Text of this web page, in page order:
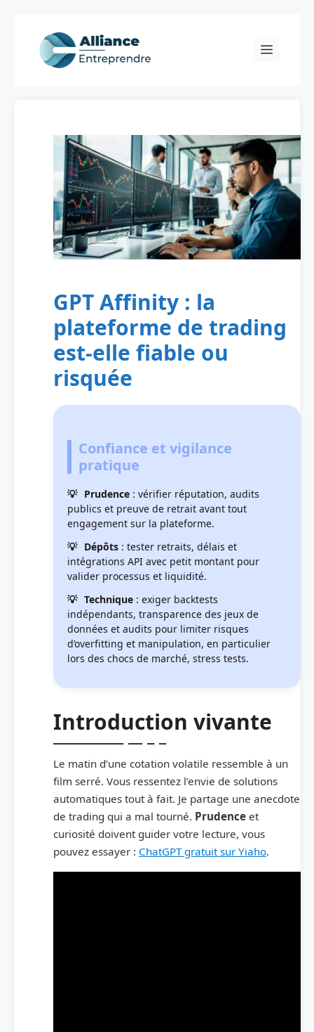
content
Menu
GPT Affinity : la
plateforme de trading
est-elle fiable ou
risquée
Confiance et vigilance
pratique
Prudence : vérifier réputation, audits
publics et preuve de retrait avant tout
engagement sur la plateforme.
Dépôts : tester retraits, délais et
intégrations API avec petit montant pour
valider processus et liquidité.
Technique : exiger backtests
indépendants, transparence des jeux de
données et audits pour limiter risques
d’overfitting et manipulation, en particulier
lors des chocs de marché, stress tests.
Introduction vivante
Le matin d’une cotation volatile ressemble à un
film serré. Vous ressentez l’envie de solutions
automatiques tout à fait. Je partage une anecdote
de trading qui a mal tourné. Prudence et
curiosité doivent guider votre lecture, vous
pouvez essayer : ChatGPT gratuit sur Yiaho.